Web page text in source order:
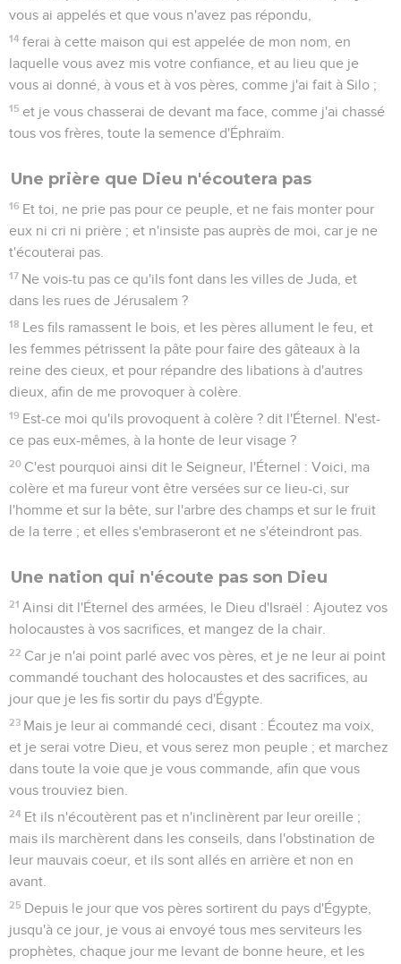
vous ai appelés et que vous n'avez pas répondu,
14 ferai à cette maison qui est appelée de mon nom, en
laquelle vous avez mis votre confiance, et au lieu que je
vous ai donné, à vous et à vos pères, comme j'ai fait à Silo ;
15 et je vous chasserai de devant ma face, comme j'ai chassé
tous vos frères, toute la semence d'Éphraïm.
Une prière que Dieu n'écoutera pas
16 Et toi, ne prie pas pour ce peuple, et ne fais monter pour
eux ni cri ni prière ; et n'insiste pas auprès de moi, car je ne
t'écouterai pas.
17 Ne vois-tu pas ce qu'ils font dans les villes de Juda, et
dans les rues de Jérusalem ?
18 Les fils ramassent le bois, et les pères allument le feu, et
les femmes pétrissent la pâte pour faire des gâteaux à la
reine des cieux, et pour répandre des libations à d'autres
dieux, afin de me provoquer à colère.
19 Est-ce moi qu'ils provoquent à colère ? dit l'Éternel. N'est-
ce pas eux-mêmes, à la honte de leur visage ?
20 C'est pourquoi ainsi dit le Seigneur, l'Éternel : Voici, ma
colère et ma fureur vont être versées sur ce lieu-ci, sur
l'homme et sur la bête, sur l'arbre des champs et sur le fruit
de la terre ; et elles s'embraseront et ne s'éteindront pas.
Une nation qui n'écoute pas son Dieu
21 Ainsi dit l'Éternel des armées, le Dieu d'Israël : Ajoutez vos
holocaustes à vos sacrifices, et mangez de la chair.
22 Car je n'ai point parlé avec vos pères, et je ne leur ai point
commandé touchant des holocaustes et des sacrifices, au
jour que je les fis sortir du pays d'Égypte.
23 Mais je leur ai commandé ceci, disant : Écoutez ma voix,
et je serai votre Dieu, et vous serez mon peuple ; et marchez
dans toute la voie que je vous commande, afin que vous
vous trouviez bien.
24 Et ils n'écoutèrent pas et n'inclinèrent par leur oreille ;
mais ils marchèrent dans les conseils, dans l'obstination de
leur mauvais coeur, et ils sont allés en arrière et non en
avant.
25 Depuis le jour que vos pères sortirent du pays d'Égypte,
jusqu'à ce jour, je vous ai envoyé tous mes serviteurs les
prophètes, chaque jour me levant de bonne heure, et les